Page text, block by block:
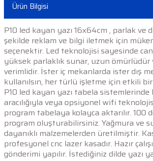
Ürün Bilgisi
P10 led kayan yazı 16x64cm , parlak ve
şekilde reklam ve bilgi iletmek için
seçenektir. Led teknolojisi sayesinde
yüksek parlaklık sunar, uzun ömürlüdür
verimlidir. İster iç mekanlarda ister dış
kullanılsın, her türlü işletme için etkili bir
P10 led kayan yazı tabela
aracılığıyla veya opsiyonel wifi
program tabelaya kolayca aktarılır. 100
program oluşturabilirsiniz. Yağmura ve
dayanıklı malzemelerden üretilmiştir.
profesyonel cnc lazer kasadır. Hazır
gönderimi yapılır. İstediğiniz dilde yazı